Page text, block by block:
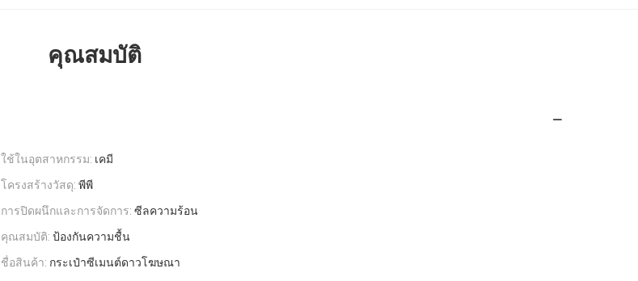
คุณสมบัติ
ใช้ในอุตสาหกรรม: เคมี
โครงสร้างวัสดุ: พีพี
การปิดผนึกและการจัดการ: ซีลความร้อน
คุณสมบัติ: ป้องกันความชื้น
ชื่อสินค้า: กระเป๋าซีเมนต์ดาวโฆษณา